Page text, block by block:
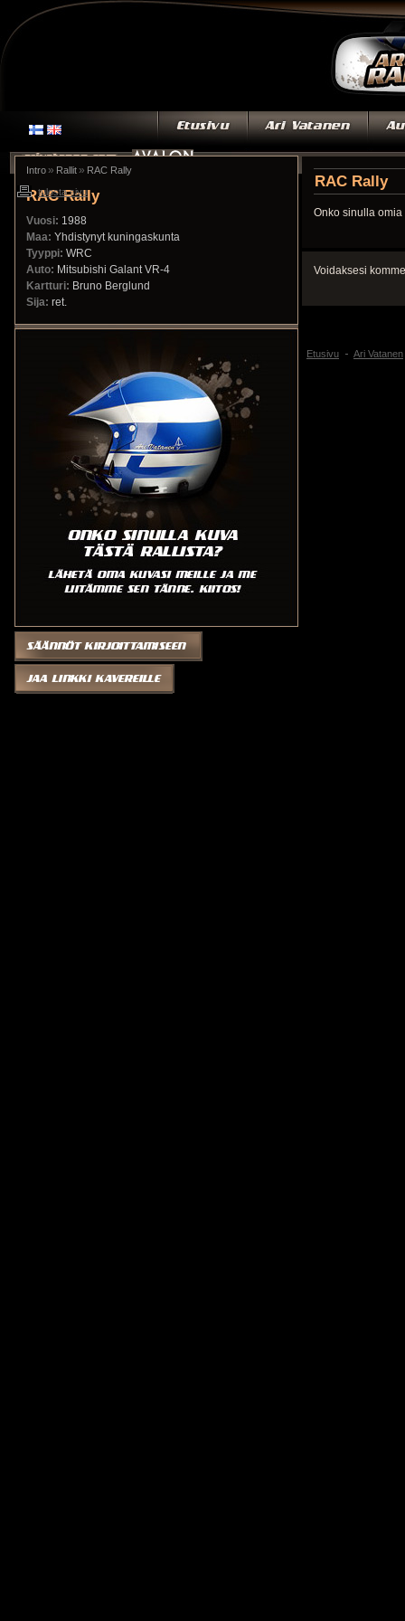
Intro » Rallit » RAC Rally
RAC Rally
Vuosi: 1988
Maa: Yhdistynyt kuningaskunta
Tyyppi: WRC
Auto: Mitsubishi Galant VR-4
Kartturi: Bruno Berglund
Sija: ret.
RAC Rally
Onko sinulla
Voidaksesi
tulosta sivu
Etusivu Ari Vatanen